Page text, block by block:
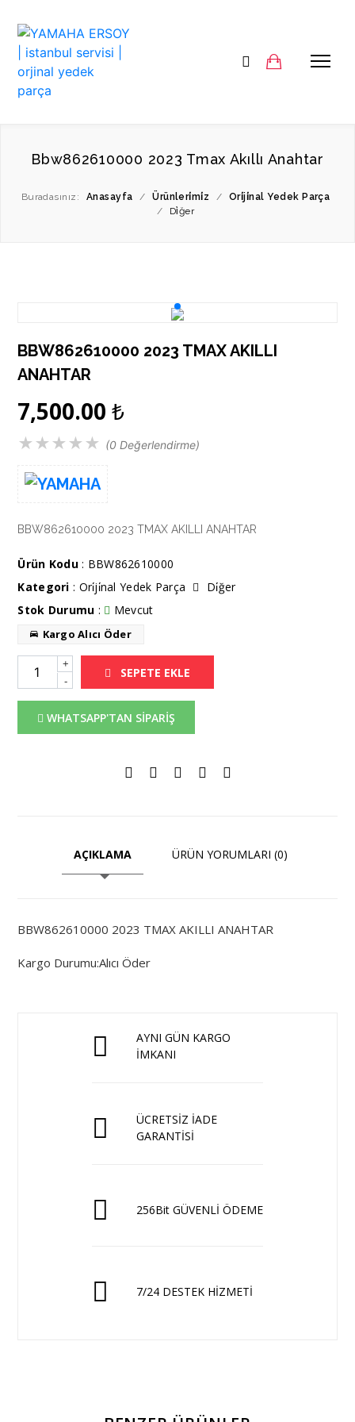
Bbw862610000 2023 Tmax Akıllı Anahtar
Buradasınız: Anasayfa / Ürünleri̇mi̇z /
Ori̇ji̇nal Yedek Parça
/
Di̇ğer
BBW862610000 2023 TMAX AKILLI
ANAHTAR
7,500.00₺
★ ★ ★ ★ ★ (0 Değerlendirme)
BBW862610000 2023 TMAX AKILLI ANAHTAR
Ürün Kodu: BBW862610000
Kategori : Ori̇ji̇nal Yedek Parça
Di̇ğer
Stok Durumu : Mevcut
Kargo Alıcı Öder
+
-
SEPETE EKLE
WHATSAPP'TAN SİPARİŞ
AÇIKLAMA ÜRÜN YORUMLARI (0)
BBW862610000 2023 TMAX AKILLI ANAHTAR
Kargo Durumu:Alıcı Öder
AYNI GÜN KARGO
İMKANI
ÜCRETSİZ İADE
GARANTİSİ
256Bit GÜVENLİ ÖDEME
7/24 DESTEK HİZMETİ